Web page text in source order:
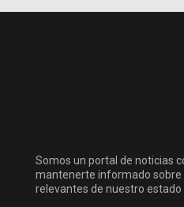
Somos un portal de noticias
mantenerte informado sobre
relevantes de nuestro estado